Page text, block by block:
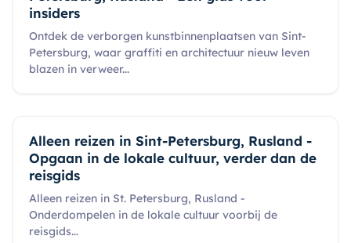
insiders
Ontdek de verborgen kunstbinnenplaatsen van Sint-
Petersburg, waar graffiti en architectuur nieuw leven
blazen in verweer...
Alleen reizen in Sint-Petersburg, Rusland -
Opgaan in de lokale cultuur, verder dan de
reisgids
Alleen reizen in St. Petersburg, Rusland -
Onderdompelen in de lokale cultuur voorbij de
reisgids...